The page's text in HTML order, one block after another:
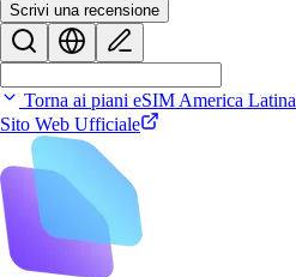
Scrivi una recensione
Torna ai piani eSIM America Latina
Sito Web Ufficiale